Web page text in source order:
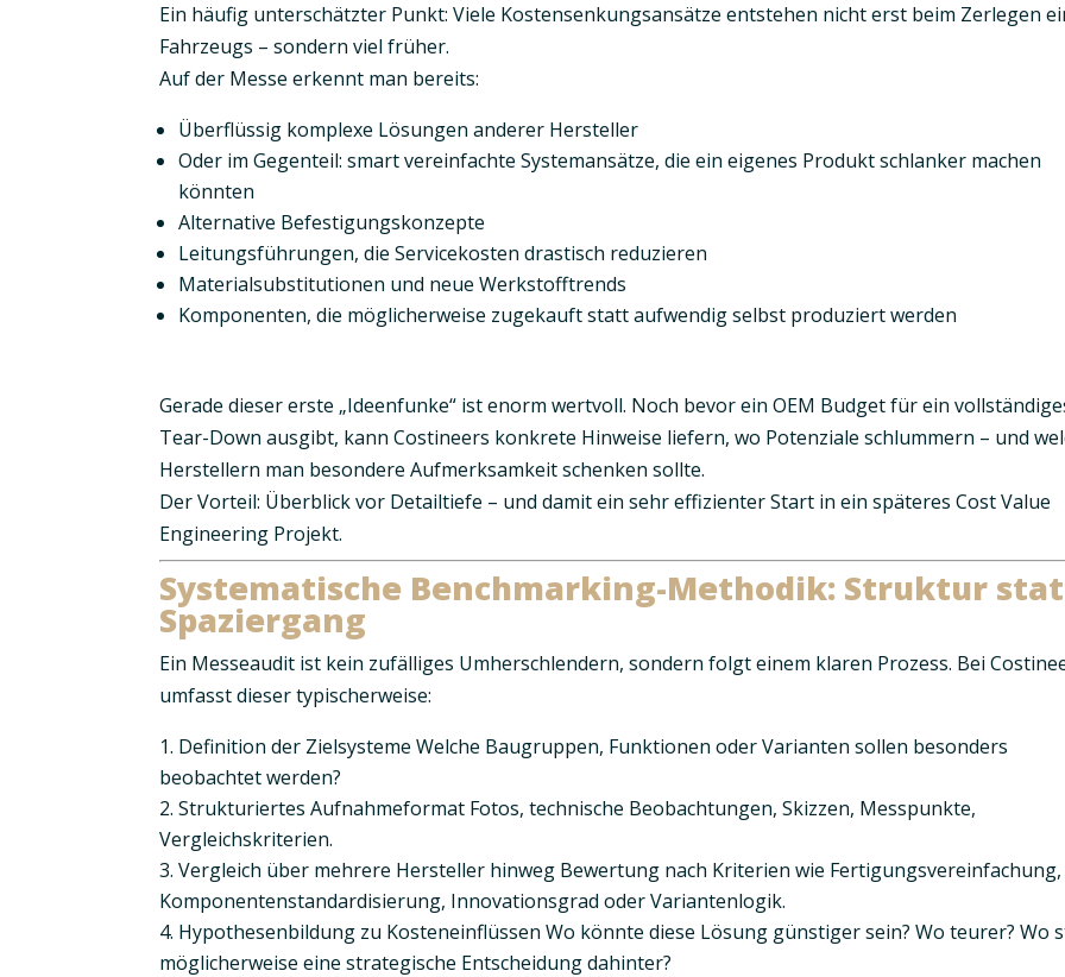
Ein häufig unterschätzter Punkt:Viele Kostensenkungsansätze entstehen nicht erst beim Zerlegen
Fahrzeugs – sondern viel früher.
Auf der Messe erkennt man bereits:
Überflüssig komplexe Lösungen anderer Hersteller
Oder im Gegenteil: smart vereinfachte Systemansätze, die ein eigenes Produkt schlanker machen
könnten
Alternative Befestigungskonzepte
Leitungsführungen, die Servicekosten drastisch reduzieren
Materialsubstitutionen und neue Werkstofftrends
Komponenten, die möglicherweise zugekauft statt aufwendig selbst produziert werden
Gerade dieser erste „Ideenfunke“ ist enorm wertvoll. Noch bevor ein OEM Budget für ein
Tear-Down ausgibt, kann Costineers konkrete Hinweise liefern, wo Potenziale schlummern – und
Herstellern man besondere Aufmerksamkeit schenken sollte.
Der Vorteil: Überblick vor Detailtiefe – und damit ein sehr effizienter Start in ein späteres Cost Value
Engineering Projekt.
Systematische Benchmarking-Methodik: Struktur
Spaziergang
Ein Messeaudit ist kein zufälliges Umherschlendern, sondern folgt einem klaren Prozess. Bei
umfasst dieser typischerweise:
Definition der Zielsysteme Welche Baugruppen, Funktionen oder Varianten sollen besonders
beobachtet werden?
Strukturiertes Aufnahmeformat Fotos, technische Beobachtungen, Skizzen, Messpunkte,
Vergleichskriterien.
Vergleich über mehrere Hersteller hinweg Bewertung nach Kriterien wie Fertigungsvereinfachung,
Komponentenstandardisierung, Innovationsgrad oder Variantenlogik.
Hypothesenbildung zu Kosteneinflüssen Wo könnte diese Lösung günstiger sein? Wo teurer? Wo
möglicherweise eine strategische Entscheidung dahinter?